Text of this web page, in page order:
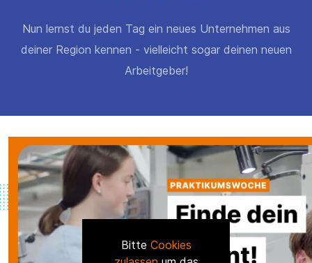
Nun lernst du jeden Tag ein neues Unternehmen aus
deiner Region kennen - vielleicht sogar deinen neuen
Arbeitgeber!
Bitte Cookies